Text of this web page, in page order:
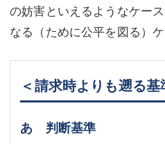
の妨害といえるようなケー
なる（ために公平を図る）ケ
＜請求時よりも遡る
あ 判断基準